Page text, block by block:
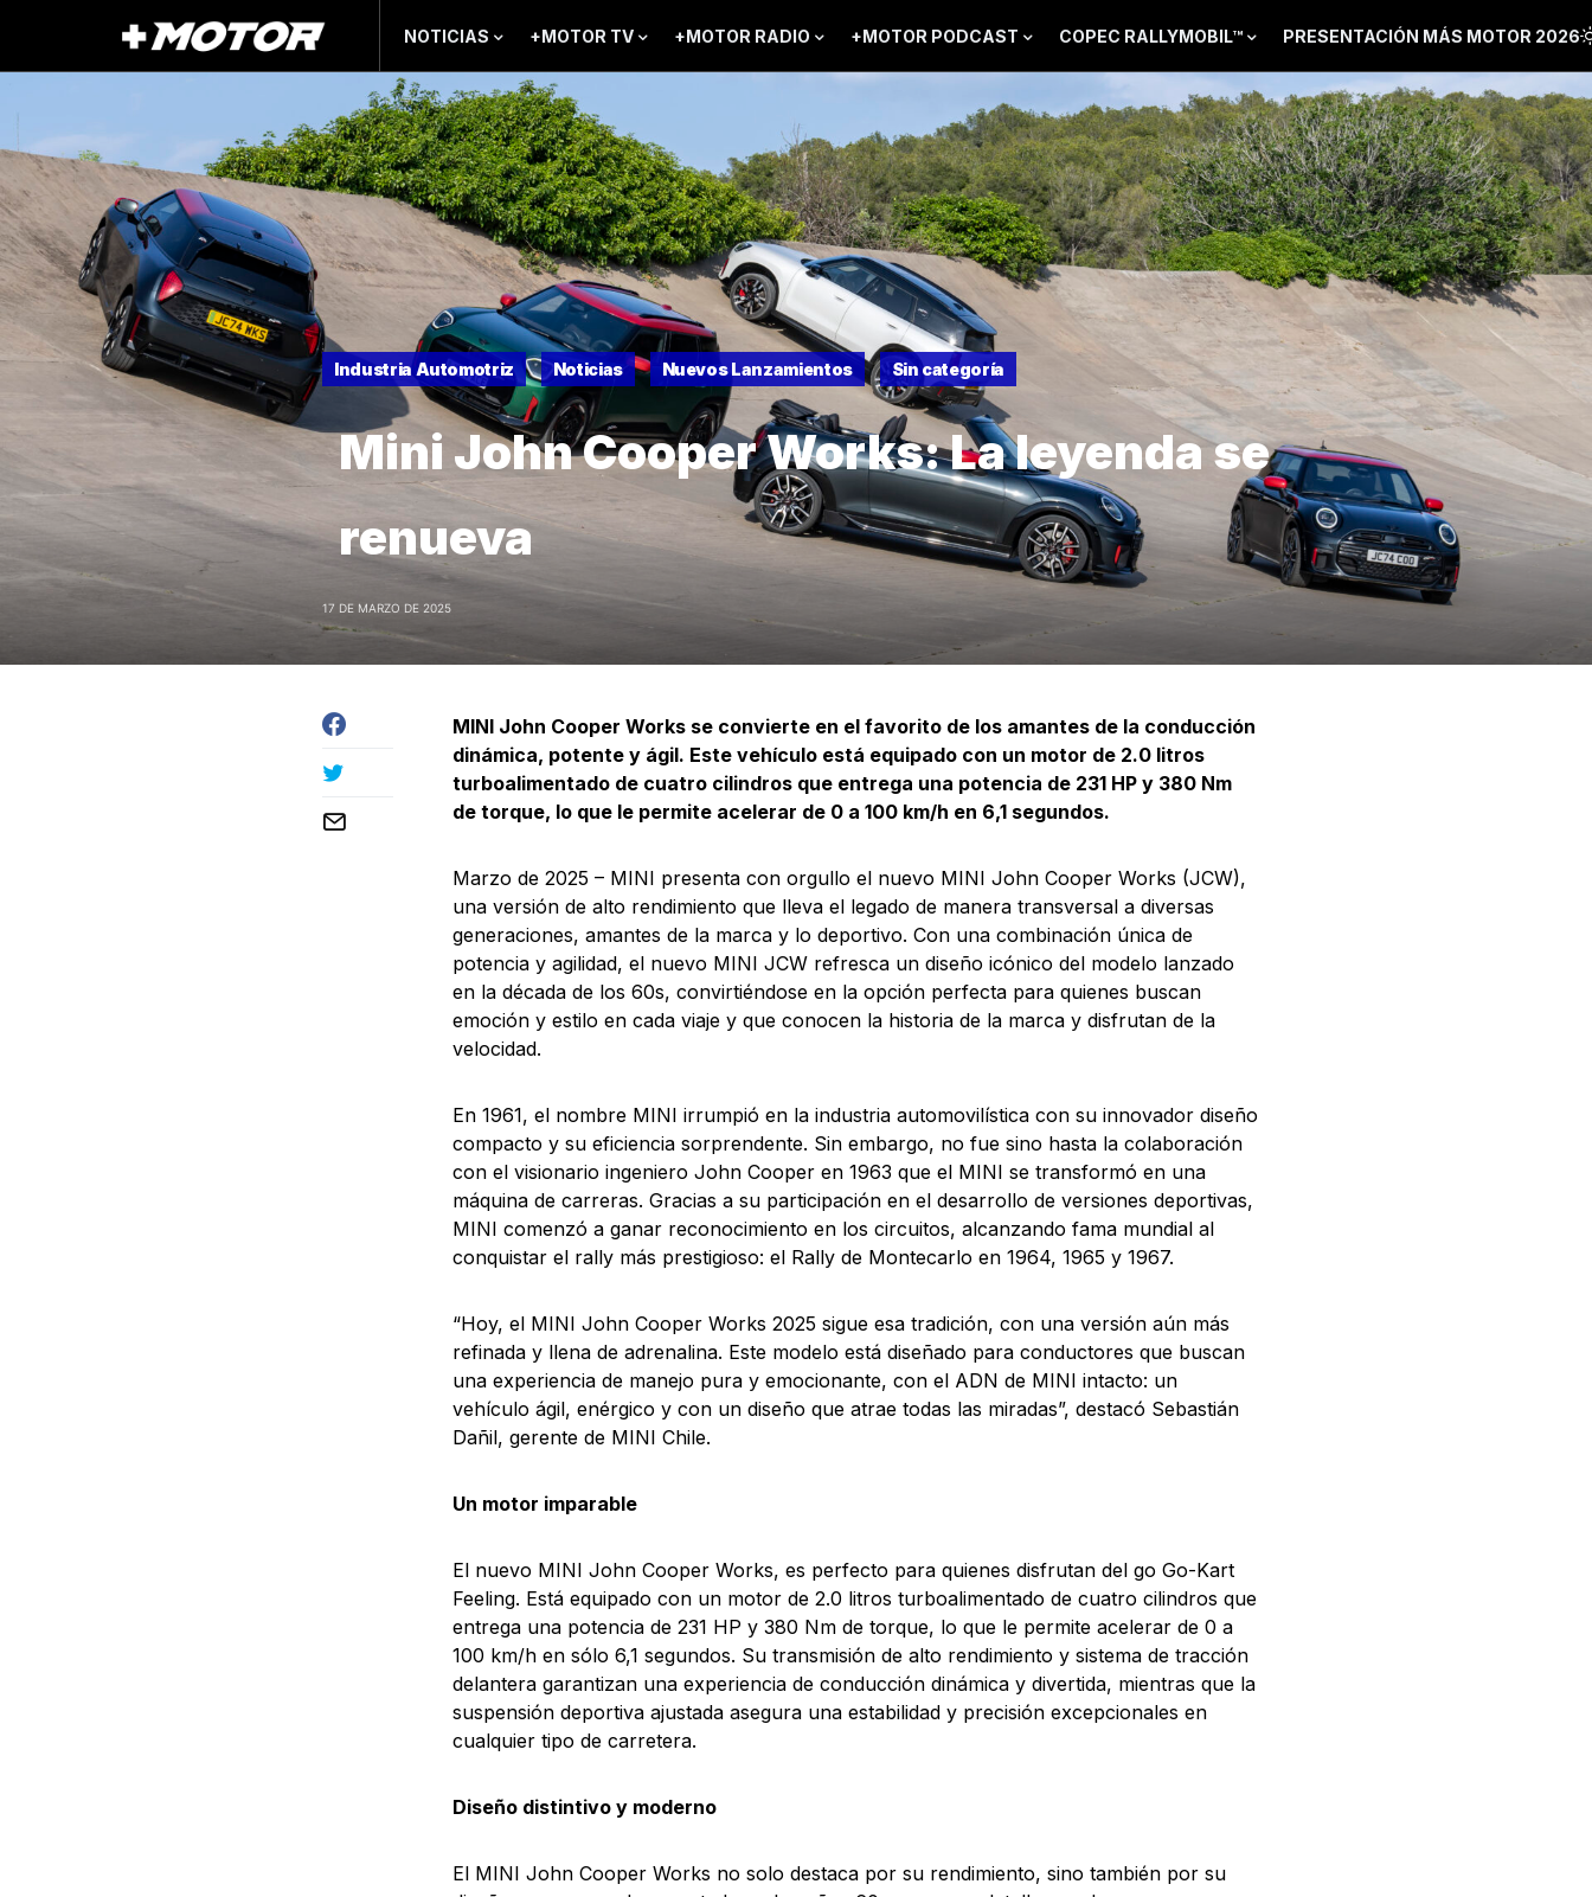
NOTICIAS +MOTOR TV +MOTOR RADIO +MOTOR PODCAST COPEC RALLYMOBIL™ PRESENTACIÓN MÁS MOTOR 2026
Industria Automotriz Noticias Nuevos Lanzamientos Sin categoría
Mini John Cooper Works: La leyenda se
renueva
17 DE MARZO DE 2025
MINI John Cooper Works se convierte en el favorito de los amantes de la conducción
dinámica, potente y ágil. Este vehículo está equipado con un motor de 2.0 litros
turboalimentado de cuatro cilindros que entrega una potencia de 231 HP y 380 Nm
de torque, lo que le permite acelerar de 0 a 100 km/h en 6,1 segundos.
Marzo de 2025 – MINI presenta con orgullo el nuevo MINI John Cooper Works (JCW),
una versión de alto rendimiento que lleva el legado de manera transversal a diversas
generaciones, amantes de la marca y lo deportivo. Con una combinación única de
potencia y agilidad, el nuevo MINI JCW refresca un diseño icónico del modelo lanzado
en la década de los 60s, convirtiéndose en la opción perfecta para quienes buscan
emoción y estilo en cada viaje y que conocen la historia de la marca y disfrutan de la
velocidad.
En 1961, el nombre MINI irrumpió en la industria automovilística con su innovador diseño
compacto y su eficiencia sorprendente. Sin embargo, no fue sino hasta la colaboración
con el visionario ingeniero John Cooper en 1963 que el MINI se transformó en una
máquina de carreras. Gracias a su participación en el desarrollo de versiones deportivas,
MINI comenzó a ganar reconocimiento en los circuitos, alcanzando fama mundial al
conquistar el rally más prestigioso: el Rally de Montecarlo en 1964, 1965 y 1967.
“Hoy, el MINI John Cooper Works 2025 sigue esa tradición, con una versión aún más
refinada y llena de adrenalina. Este modelo está diseñado para conductores que buscan
una experiencia de manejo pura y emocionante, con el ADN de MINI intacto: un
vehículo ágil, enérgico y con un diseño que atrae todas las miradas”, destacó Sebastián
Dañil, gerente de MINI Chile.
Un motor imparable
El nuevo MINI John Cooper Works, es perfecto para quienes disfrutan del go Go-Kart
Feeling. Está equipado con un motor de 2.0 litros turboalimentado de cuatro cilindros que
entrega una potencia de 231 HP y 380 Nm de torque, lo que le permite acelerar de 0 a
100 km/h en sólo 6,1 segundos. Su transmisión de alto rendimiento y sistema de tracción
delantera garantizan una experiencia de conducción dinámica y divertida, mientras que la
suspensión deportiva ajustada asegura una estabilidad y precisión excepcionales en
cualquier tipo de carretera.
Diseño distintivo y moderno
El MINI John Cooper Works no solo destaca por su rendimiento, sino también por su